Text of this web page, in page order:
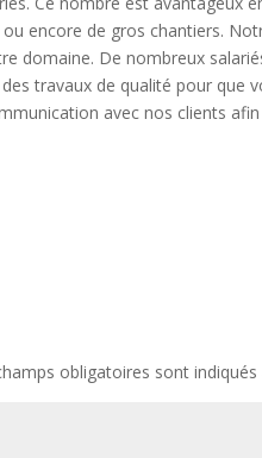
encore de gros chantiers.
domaine. De nombreux
travaux de qualité pour que
avec nos clients
obligatoires sont